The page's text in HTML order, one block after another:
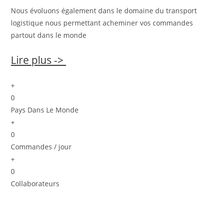
Nous évoluons également dans le domaine du transport
logistique nous permettant acheminer vos commandes
partout dans le monde
Lire plus ->
+
0
Pays Dans Le Monde
+
0
Commandes / jour
+
0
Collaborateurs